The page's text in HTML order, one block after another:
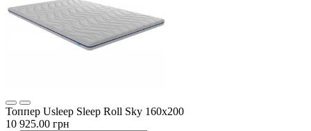
Топпер Usleep Sleep Roll Sky 160х200
10 925.00 грн